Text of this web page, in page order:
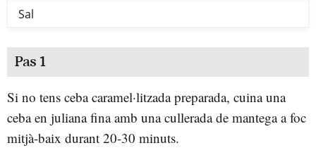
Sal
Pas 1
Si no tens ceba caramel·litzada preparada, cuina una
ceba en juliana fina amb una cullerada de mantega a foc
mitjà-baix durant 20-30 minuts.